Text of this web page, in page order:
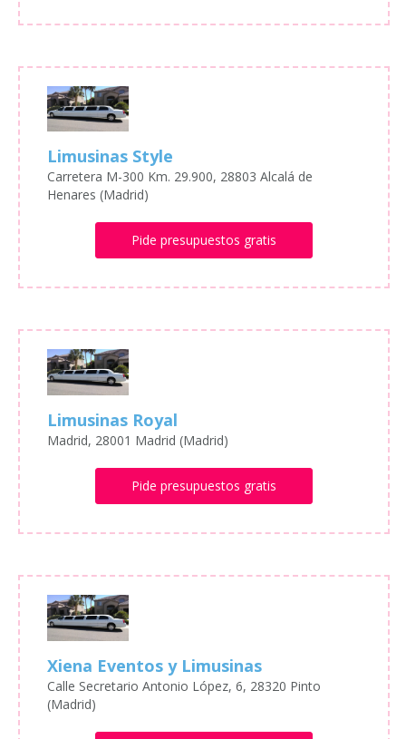
Limusinas Style
Carretera M-300 Km. 29.900, 28803 Alcalá de
Henares (Madrid)
Pide presupuestos gratis
Limusinas Royal
Madrid, 28001 Madrid (Madrid)
Pide presupuestos gratis
Xiena Eventos y Limusinas
Calle Secretario Antonio López, 6, 28320 Pinto
(Madrid)